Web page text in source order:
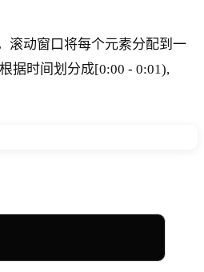
滚动窗口将每个元素分配到一
据时间划分成[0:00 - 0:01),